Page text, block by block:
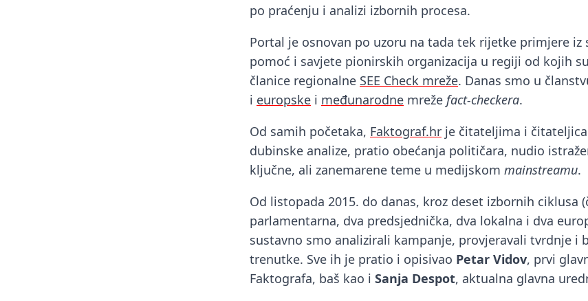
po praćenju i analizi izbornih procesa.
Portal je osnovan po uzoru na tada tek rijetke primjere iz
pomoć i savjete pionirskih organizacija u regiji od kojih
članice regionalne SEE Check mreže. Danas smo u
i europske i međunarodne mreže fact-checkera.
Od samih početaka, Faktograf.hr je čitateljima i
dubinske analize, pratio obećanja političara, nudio
ključne, ali zanemarene teme u medijskom mainstreamu.
Od listopada 2015. do danas, kroz deset izbornih ciklusa
parlamentarna, dva predsjednička, dva lokalna i dva
sustavno smo analizirali kampanje, provjeravali tvrdnje i
trenutke. Sve ih je pratio i opisivao Petar Vidov, prvi
Faktografa, baš kao i Sanja Despot, aktualna glavna